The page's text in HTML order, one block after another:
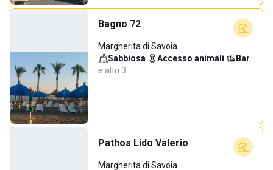
Bagno 72
Margherita di Savoia
Sabbiosa· Accesso animali· Bar·
e altri 3…
Pathos Lido Valerio
Margherita di Savoia